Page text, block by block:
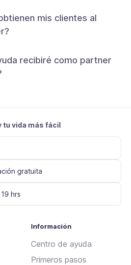
mis clientes al
recibiré como partner
tu vida más fácil
gratuita
hrs
Información
Centro de ayuda
Primeros pasos